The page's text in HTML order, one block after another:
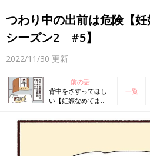
つわり中の出前は危険【
シーズン2 #5】
2022/11/30 更新
前の話
背中をさすってほし
い【妊娠なめてまし
#4】
一覧